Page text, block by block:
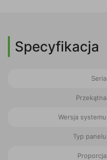
Specyfikacja
Seria
Przekątna
Wersja systemu
Typ panelu
Proporcja